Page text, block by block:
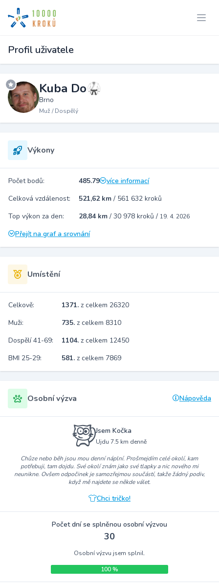
Profil uživatele
Kuba Do🥋
Brno
Muž / Dospělý
Výkony
Počet bodů: 485.79
více informací
Celková vzdálenost:
521,62 km / 561 632 kroků
Top výkon za den:
28,84 km / 30 978 kroků / 19. 4. 2026
Přejít na graf a srovnání
Umístění
Celkově: 1371. z celkem 26320
Muži:
735. z celkem 8310
Dospělí 41-69:
1104. z celkem 12450
BMI 25-29:
581. z celkem 7869
Osobní výzva Nápověda
Jsem Kočka
Ujdu 7.5 km denně
Chůze nebo běh jsou mou denní náplní. Prošmejdím celé okolí, kam
potřebuji, tam dojdu. Své okolí znám jako své tlapky a nic nového mi
neunikne. Ovšem odpočinek je samozřejmou součástí, takže žádný podiv,
když mě najdete se někde válet.
Chci tričko!
Počet dní se splněnou osobní výzvou
30
Osobní výzvu jsem splnil.
100 %